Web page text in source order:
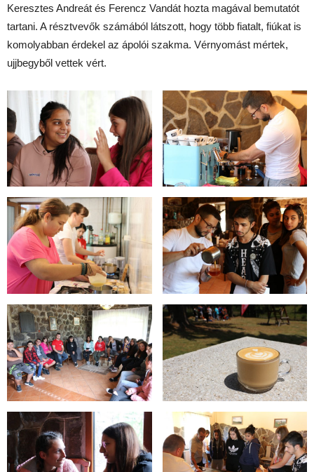
Keresztes Andreát és Ferencz Vandát hozta magával bemutatót
tartani. A résztvevők számából látszott, hogy több fiatalt, fiúkat is
komolyabban érdekel az ápolói szakma. Vérnyomást mértek,
ujjbegyből vettek vért.